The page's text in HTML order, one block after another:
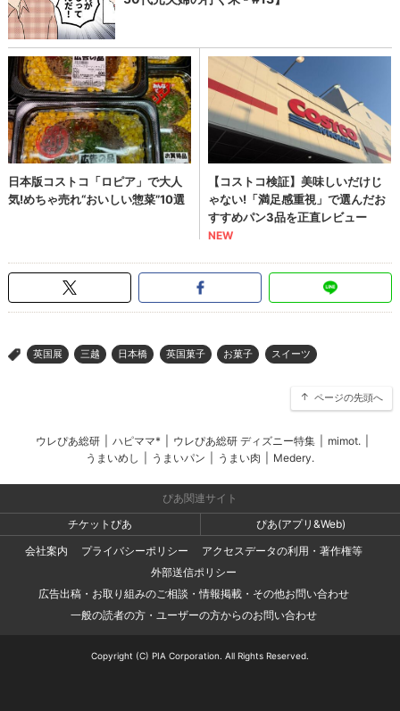
> 英国展 三越 日本橋 英国菓子 お菓子 スイーツ
ページの先頭へ
ウレぴあ総研 ハピママ* ウレぴあ総研 ディズニー特集 mimot.
うまいめし
うまいパン うまい肉 Medery.
ぴあ関連サイト
チケットぴあ
ぴあ(アプリ&Web)
会社案内
プライバシーポリシー
アクセスデータの利用・著作権等
外部送信ポリシー
広告出稿・お取り組みのご相談・情報掲載・その他お問い合わせ
一般の読者の方・ユーザーの方からのお問い合わせ
Copyright (C) PIA Corporation. All Rights Reserved.